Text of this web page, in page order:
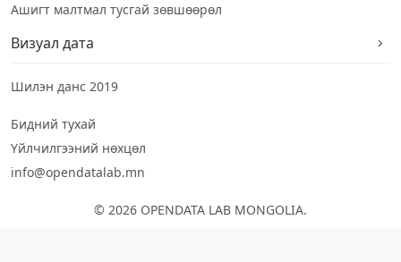
Ашигт малтмал тусгай зөвшөөрөл
Визуал дата
Шилэн данс 2019
Бидний тухай
Үйлчилгээний нөхцөл
info@opendatalab.mn
© 2026 OPENDATA LAB MONGOLIA.